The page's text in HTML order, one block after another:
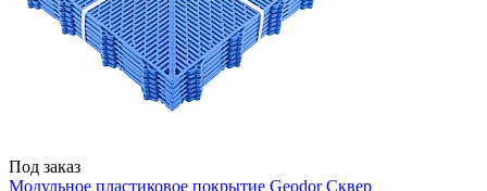
Под заказ
Модульное пластиковое покрытие Geodor Сквер